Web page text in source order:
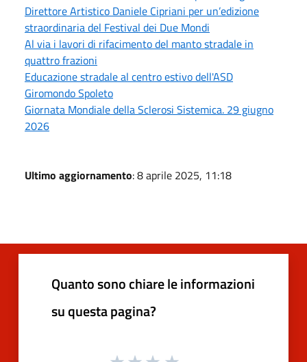
Direttore Artistico Daniele Cipriani per un’edizione
straordinaria del Festival dei Due Mondi
Al via i lavori di rifacimento del manto stradale in
quattro frazioni
Educazione stradale al centro estivo dell'ASD
Giromondo Spoleto
Giornata Mondiale della Sclerosi Sistemica. 29 giugno
2026
Ultimo aggiornamento: 8 aprile 2025, 11:18
Quanto sono chiare le informazioni
su questa pagina?